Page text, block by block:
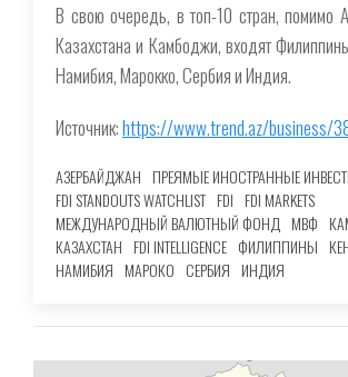
В свою очередь, в топ-10 стран, помимо
Казахстана и Камбоджи, входят
Намибия, Марокко, Сербия и Индия.
Источник:https://www.trend.az/business/
АЗЕРБАЙДЖАН ПРЕЯМЫЕ ИНОСТРАННЫЕ
FDI STANDOUTS WATCHLIST FDI FDI MARKETS
МЕЖДУНАРОДНЫЙ ВАЛЮТНЫЙ ФОНД МВФ
КАЗАХСТАН FDI INTELLIGENCE ФИЛИППИНЫ
НАМИБИЯ МАРОКО СЕРБИЯ ИНДИЯ